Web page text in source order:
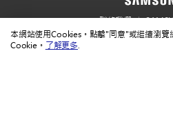
本網站使用Cookies。點擊"同意"或繼續瀏覽
Cookie。 了解更多
聯絡我們
使用規範
隱